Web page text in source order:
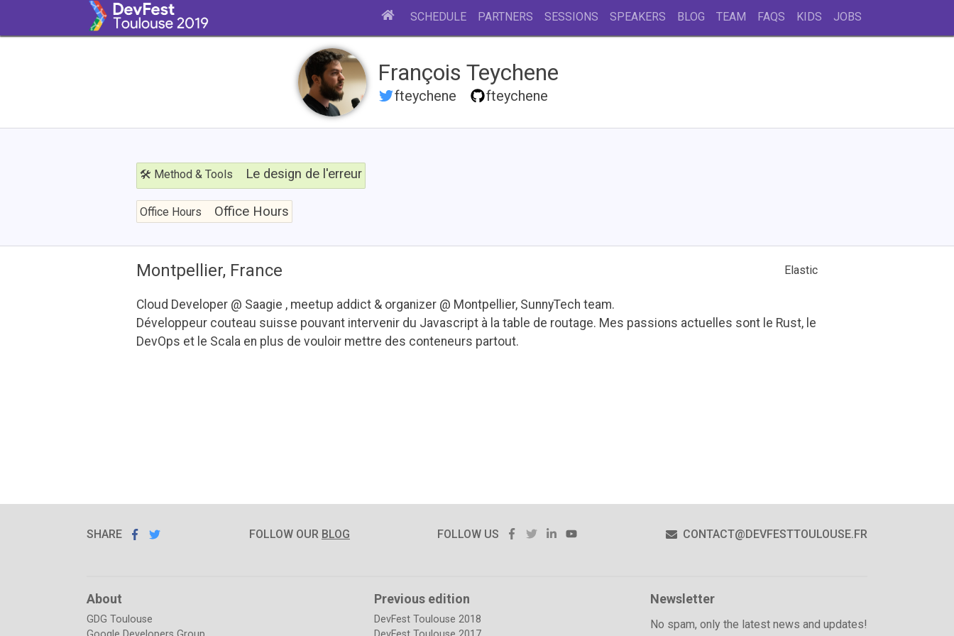
SCHEDULE PARTNERS SESSIONS SPEAKERS BLOG TEAM FAQS KIDS JOBS
François Teychene
fteychene fteychene
design
de
l'erreur
🛠 Method & Tools Le design de l'erreur
Hours
Office Hours Office Hours
Montpellier, France Elastic
Cloud Developer @ Saagie , meetup addict & organizer @ Montpellier, SunnyTech team.
Développeur couteau suisse pouvant intervenir du Javascript à la table de routage. Mes passions actuelles sont le Rust, le
DevOps et le Scala en plus de vouloir mettre des conteneurs partout.
SHARE
SHARE ON
FACEBOOK
FOLLOW OUR BLOG FOLLOW US FACEBOOK
TWITTERLINKEDIN CONTACT@DEVFESTTOULOUSE.FR
About
GDG Toulouse
Previous edition
DevFest Toulouse 2018
Newsletter
No spam, only the latest news and updates!